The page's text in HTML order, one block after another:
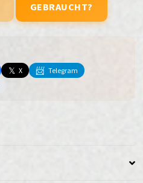
GEBRAUCHT?
𝕏 X 📨 Telegram